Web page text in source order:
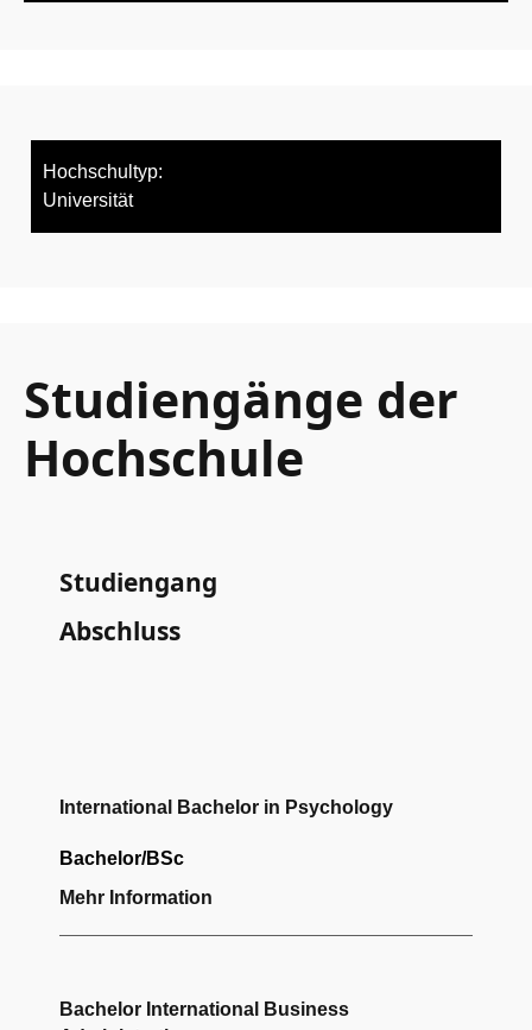
Hochschultyp:
Universität
Studiengänge der
Hochschule
Studiengang
Abschluss
International Bachelor in Psychology
Bachelor/BSc
Mehr Information
Bachelor International Business